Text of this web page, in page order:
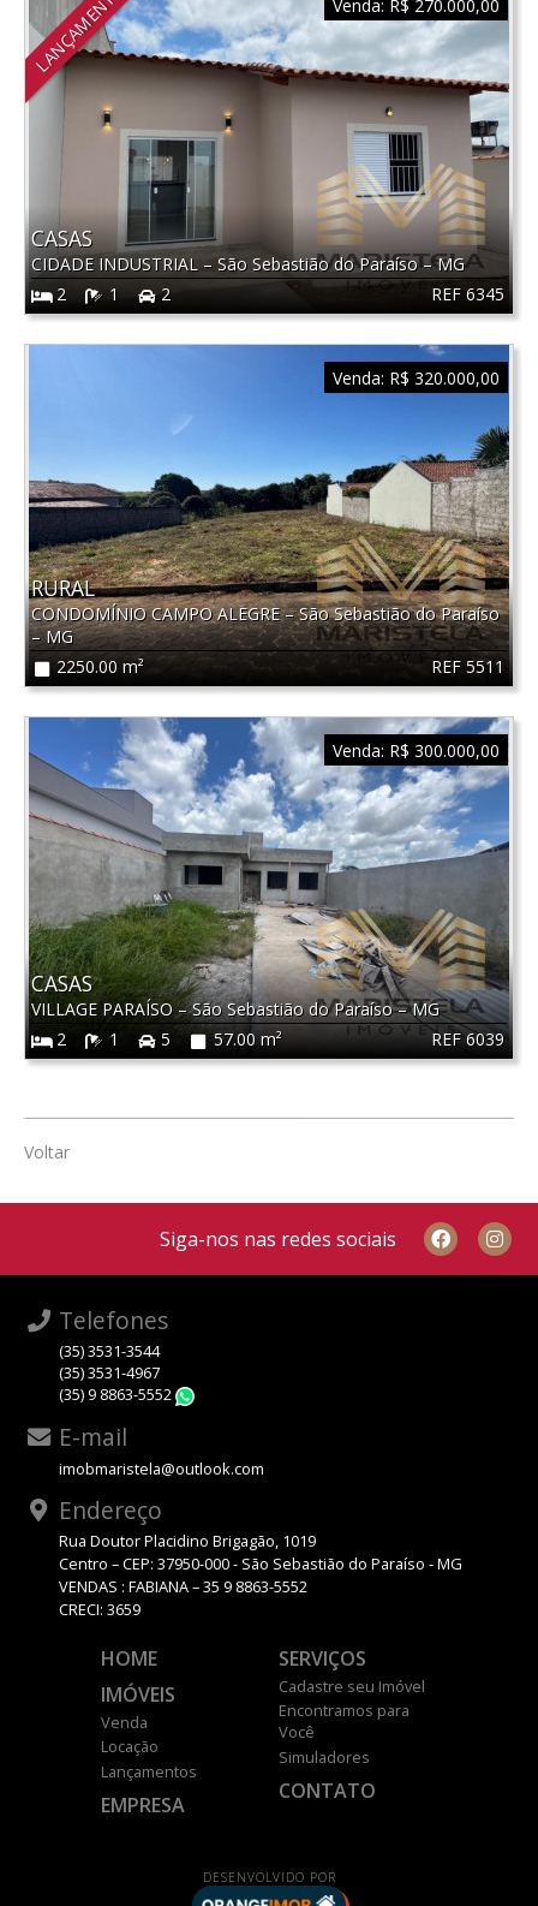
LANÇAMENTO
REF 6345
CASAS
CIDADE INDUSTRIAL –São Sebastião do Paraíso–MG
2
1 2
Venda: R$ 270.000,00
REF 5511
RURAL
CONDOMÍNIO CAMPO ALEGRE–São Sebastião do Paraíso
–MG
2250.00 m²
Venda: R$ 320.000,00
REF 6039
CASAS
VILLAGE PARAÍSO–São Sebastião do Paraíso–MG
2
1 5 57.00 m²
Venda: R$ 300.000,00
Voltar
Siga-nos nas redes sociais
Telefones
(35) 3531-3544
(35) 3531-4967
(35) 9 8863-5552
E-mail
imobmaristela@outlook.com
Endereço
Rua Doutor Placidino Brigagão, 1019
Centro – CEP: 37950-000 - São Sebastião do Paraíso - MG
VENDAS : FABIANA – 35 9 8863-5552
CRECI: 3659
HOME
IMÓVEIS
Venda
Locação
Lançamentos
EMPRESA
SERVIÇOS
Cadastre seu Imóvel
Encontramos para
Você
Simuladores
CONTATO
DESENVOLVIDO POR